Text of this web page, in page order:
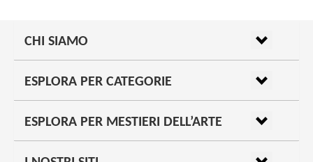
CHI SIAMO
ESPLORA PER CATEGORIE
ESPLORA PER MESTIERI DELL’ARTE